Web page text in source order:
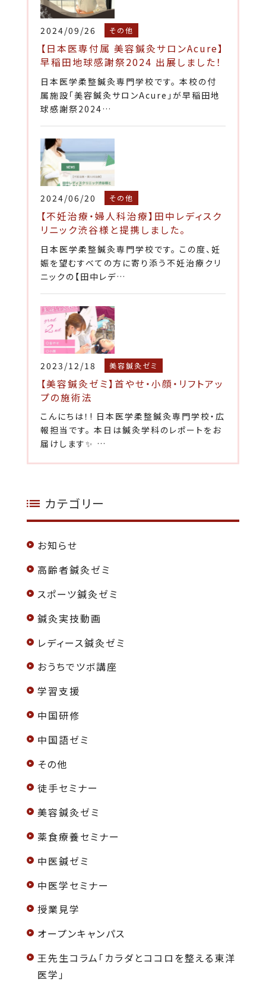
2024/09/26 その他
【日本医専付属 美容鍼灸サロンAcure】
早稲田地球感謝祭2024 出展しました！
日本医学柔整鍼灸専門学校です。 本校の付
属施設「美容鍼灸サロンAcure」が早稲田地
球感謝祭2024…
2024/06/20 その他
【不妊治療・婦人科治療】田中レディスク
リニック渋谷様と提携しました。
日本医学柔整鍼灸専門学校です。 この度、妊
娠を望むすべての方に寄り添う不妊治療クリ
ニックの【田中レデ…
2023/12/18 美容鍼灸ゼミ
【美容鍼灸ゼミ】首やせ・小顔・リフトアッ
プの施術法
こんにちは！! 日本医学柔整鍼灸専門学校・広
報担当です。 本日は鍼灸学科のレポートをお
届けします✨ …
カテゴリー
お知らせ
高齢者鍼灸ゼミ
スポーツ鍼灸ゼミ
鍼灸実技動画
レディース鍼灸ゼミ
おうちでツボ講座
学習支援
中国研修
中国語ゼミ
その他
徒手セミナー
美容鍼灸ゼミ
薬食療養セミナー
中医鍼ゼミ
中医学セミナー
授業見学
オープンキャンパス
王先生コラム「カラダとココロを整える東洋
医学」